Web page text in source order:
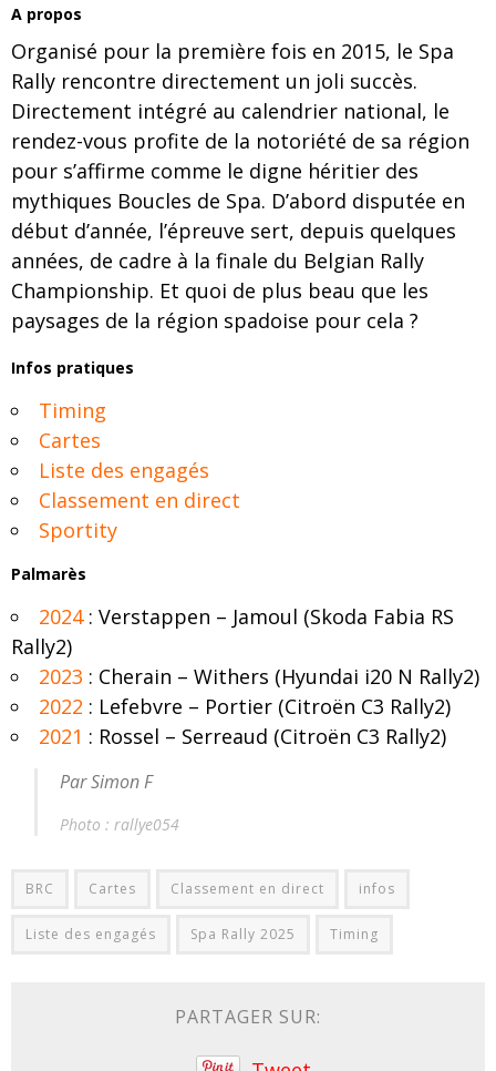
A propos
Organisé pour la première fois en 2015, le Spa
Rally rencontre directement un joli succès.
Directement intégré au calendrier national, le
rendez-vous profite de la notoriété de sa région
pour s’affirme comme le digne héritier des
mythiques Boucles de Spa. D’abord disputée en
début d’année, l’épreuve sert, depuis quelques
années, de cadre à la finale du Belgian Rally
Championship. Et quoi de plus beau que les
paysages de la région spadoise pour cela ?
Infos pratiques
Timing
Cartes
Liste des engagés
Classement en direct
Sportity
Palmarès
2024: Verstappen – Jamoul (Skoda Fabia RS
Rally2)
2023 : Cherain – Withers (Hyundai i20 N Rally2)
2022 : Lefebvre – Portier (Citroën C3 Rally2)
2021 : Rossel – Serreaud (Citroën C3 Rally2)
Par Simon F
Photo : rallye054
BRC Cartes Classement en direct infos
Liste des engagés Spa Rally 2025 Timing
PARTAGER SUR: